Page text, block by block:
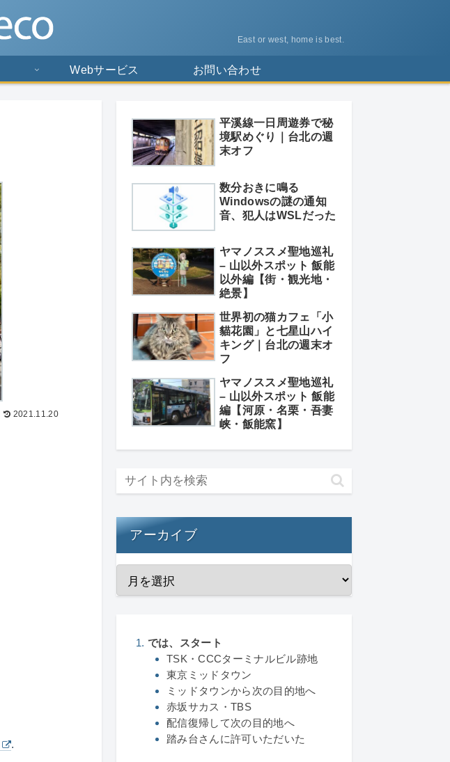
East or west, home is best.
Webサービス お問い合わせ
2021.11.20
.
平溪線一日周遊券で秘
境駅めぐり｜台北の週
末オフ
数分おきに鳴る
Windowsの謎の通知
音、犯人はWSLだった
ヤマノススメ聖地巡礼
– 山以外スポット 飯能
以外編【街・観光地・
絶景】
世界初の猫カフェ「小
貓花園」と七星山ハイ
キング｜台北の週末オ
フ
ヤマノススメ聖地巡礼
– 山以外スポット 飯能
編【河原・名栗・吾妻
峡・飯能窯】
アーカイブ
では、スタート
TSK・CCCターミナルビル跡地
東京ミッドタウン
ミッドタウンから次の目的地へ
赤坂サカス・TBS
配信復帰して次の目的地へ
踏み台さんに許可いただいた